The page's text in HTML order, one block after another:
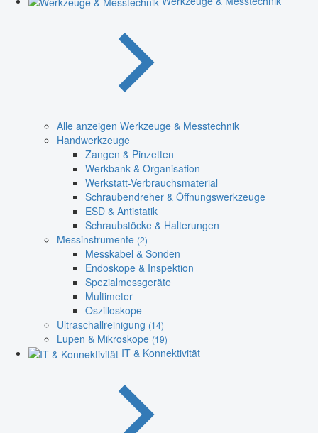
Alle anzeigen Werkzeuge & Messtechnik
Handwerkzeuge
Zangen & Pinzetten
Werkbank & Organisation
Werkstatt-Verbrauchsmaterial
Schraubendreher & Öffnungswerkzeuge
ESD & Antistatik
Schraubstöcke & Halterungen
Messinstrumente (2)
Messkabel & Sonden
Endoskope & Inspektion
Spezialmessgeräte
Multimeter
Oszilloskope
Ultraschallreinigung (14)
Lupen & Mikroskope (19)
IT & Konnektivität